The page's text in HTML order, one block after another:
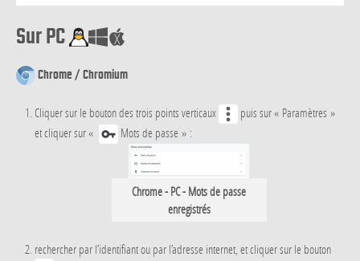
Sur PC
Chrome / Chromium
Cliquer sur le bouton des trois points verticaux
puis sur « Paramètres »
et cliquer sur «
Mots de passe » :
Chrome - PC - Mots de passe
enregistrés
rechercher par l’identifiant ou par l’adresse internet, et cliquer sur le bouton